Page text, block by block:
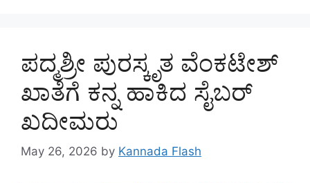
ಪದ್ಮಶ್ರೀ ಪುರಸ್ಕೃತ ವೆಂಕಟೇಶ್
ಖಾತೆಗೆ ಕನ್ನ ಹಾಕಿದ ಸೈಬರ್
ಖದೀಮರು
May 26, 2026 by Kannada Flash